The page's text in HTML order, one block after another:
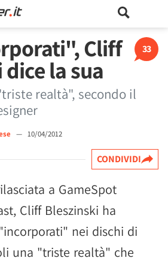
33
Cliff
la sua
realtà", secondo il
— 10/04/2012
CONDIVIDI
a GameSpot
Cliff Bleszinski ha
nei dischi di
una "triste realtà" che